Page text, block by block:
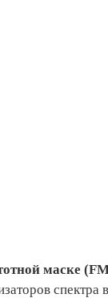
маске (F
спектра в